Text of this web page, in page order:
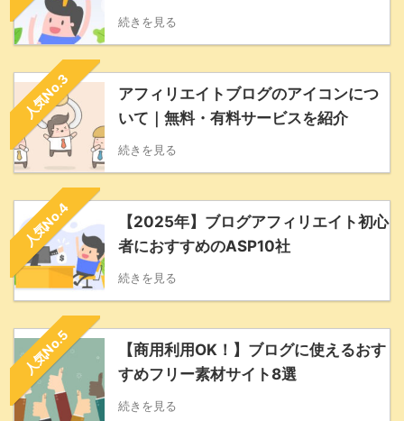
続きを見る
人気No.3
アフィリエイトブログのアイコンにつ
いて｜無料・有料サービスを紹介
続きを見る
人気No.4
【2025年】ブログアフィリエイト初心
者におすすめのASP10社
続きを見る
人気No.5
【商用利用OK！】ブログに使えるおす
すめフリー素材サイト8選
続きを見る